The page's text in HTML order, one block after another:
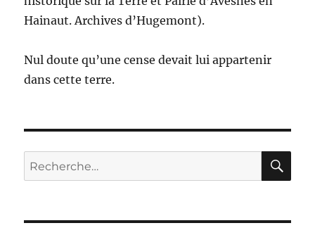
Hainaut. Archives d’Hugemont).
Nul doute qu’une cense devait lui appartenir
dans cette terre.
Recherche
pour :